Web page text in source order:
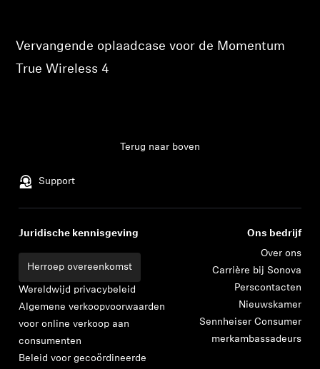
Vervangende oplaadcase voor de Momentum
True Wireless 4
Support
Terug naar boven
Juridische kennisgeving
Herroep overeenkomst
Wereldwijd privacybeleid
Algemene verkoopvoorwaarden
voor online verkoop aan
consumenten
Beleid voor gecoördineerde
Ons bedrijf
Over ons
Carrière bij Sonova
Perscontacten
Nieuwskamer
Sennheiser Consumer
merkambassadeurs